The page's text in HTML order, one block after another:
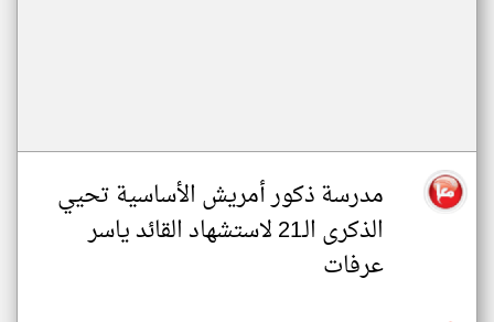
مدرسة ذكور أمريش الأساسية تحيي
الذكرى الـ21 لاستشهاد القائد ياسر
عرفات